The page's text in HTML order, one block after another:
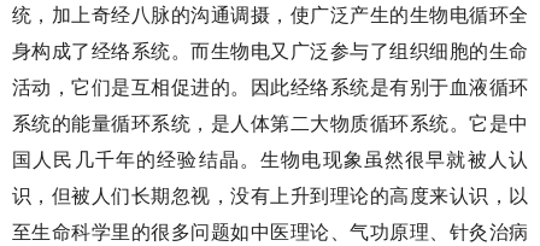
统，加上奇经八脉的沟通调摄，使广泛产生的生物电循环全
身构成了经络系统。而生物电又广泛参与了组织细胞的生命
活动，它们是互相促进的。因此经络系统是有别于血液循环
系统的能量循环系统，是人体第二大物质循环系统。它是中
国人民几千年的经验结晶。生物电现象虽然很早就被人认
识，但被人们长期忽视，没有上升到理论的高度来认识，以
至生命科学里的很多问题如中医理论、气功原理、针灸治病